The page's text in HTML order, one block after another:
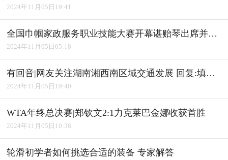
2024年11月05日19:41
全国巾帼家政服务职业技能大赛开幕谌贻琴出席并宣布开幕
2024年11月05日05:18
有回音|网友关注湖南湘西南区域交通发展 回复:填补"空白" 完善路网
2024年11月05日19:40
WTA年终总决赛|郑钦文2:1力克莱巴金娜收获首胜
2024年11月05日10:38
轮滑初学者如何挑选合适的装备 专家解答